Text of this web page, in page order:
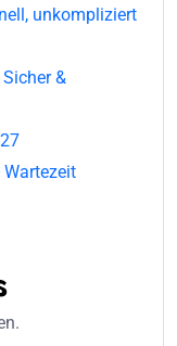
unkompliziert
&
Wartezeit